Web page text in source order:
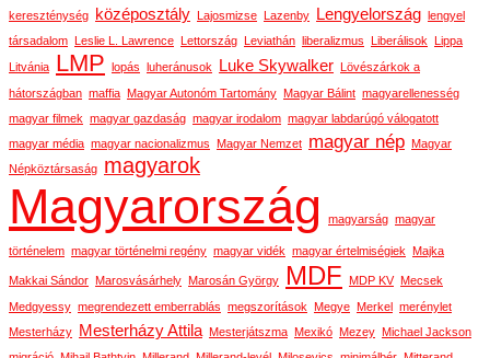
kereszténység
középosztály Lajosmizse Lazenby Lengyelország lengyel
társadalom Leslie L. Lawrence Lettország Leviathán liberalizmus Liberálisok Lippa
Litvánia LMP lopás luheránusok Luke Skywalker Lövészárkok a
hátországban maffia Magyar Autonóm Tartomány Magyar Bálint magyarellenesség
magyar filmek magyar gazdaság magyar irodalom magyar labdarúgó válogatott
magyar média magyar nacionalizmus Magyar Nemzet magyar nép Magyar
Népköztársaság magyarok
Magyarország magyarság magyar
történelem magyar történelmi regény magyar vidék magyar értelmiségiek Majka
Makkai Sándor Marosvásárhely Marosán György MDF MDP KV Mecsek
Medgyessy megrendezett emberrablás megszorítások Megye Merkel merénylet
Mesterházy
Mesterházy Attila Mesterjátszma Mexikó Mezey Michael Jackson